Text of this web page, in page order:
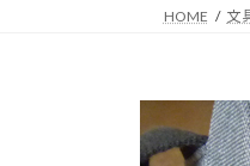
HOME 文